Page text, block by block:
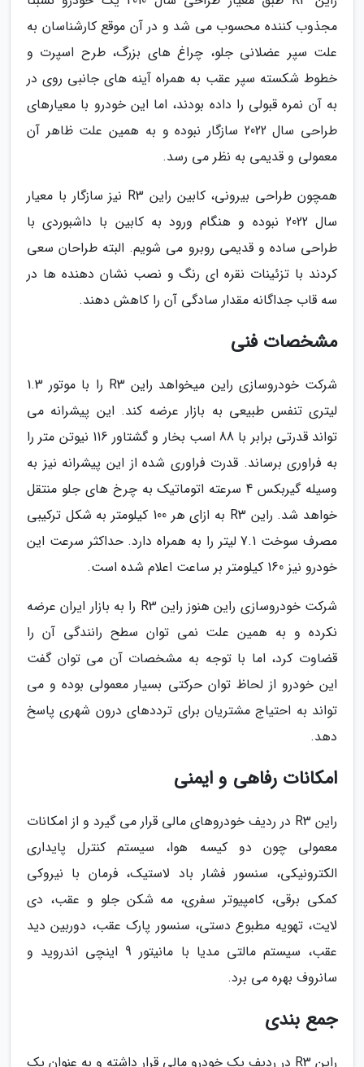
مجذوب کننده محسوب می شد و در آن موقع کارشناسان به
علت سپر عضلانی جلو، چراغ های بزرگ، طرح اسپرت و
خطوط شکسته سپر عقب به همراه آینه های جانبی روی در
به آن نمره قبولی را داده بودند، اما این خودرو با معیارهای
طراحی سال 2022 سازگار نبوده و به همین علت ظاهر آن
معمولی و قدیمی به نظر می رسد.
همچون طراحی بیرونی، کابین راین R3 نیز سازگار با معیار
سال 2022 نبوده و هنگام ورود به کابین با داشبوردی با
طراحی ساده و قدیمی روبرو می شویم. البته طراحان سعی
کردند با تزئینات نقره ای رنگ و نصب نشان دهنده ها در
سه قاب جداگانه مقدار سادگی آن را کاهش دهند.
مشخصات فنی
شرکت خودروسازی راین میخواهد راین R3 را با موتور 1.3
لیتری تنفس طبیعی به بازار عرضه کند. این پیشرانه می
تواند قدرتی برابر با 88 اسب بخار و گشتاور 116 نیوتن متر را
به فراوری برساند. قدرت فراوری شده از این پیشرانه نیز به
وسیله گیربکس 4 سرعته اتوماتیک به چرخ های جلو منتقل
خواهد شد. راین R3 به ازای هر 100 کیلومتر به شکل ترکیبی
مصرف سوخت 7.1 لیتر را به همراه دارد. حداکثر سرعت این
خودرو نیز 160 کیلومتر بر ساعت اعلام شده است.
شرکت خودروسازی راین هنوز راین R3 را به بازار ایران عرضه
نکرده و به همین علت نمی توان سطح رانندگی آن را
قضاوت کرد، اما با توجه به مشخصات آن می توان گفت
این خودرو از لحاظ توان حرکتی بسیار معمولی بوده و می
تواند به احتیاج مشتریان برای ترددهای درون شهری پاسخ
دهد.
امکانات رفاهی و ایمنی
راین R3 در ردیف خودروهای مالی قرار می گیرد و از امکانات
معمولی چون دو کیسه هوا، سیستم کنترل پایداری
الکترونیکی، سنسور فشار باد لاستیک، فرمان با نیروکی
کمکی برقی، کامپیوتر سفری، مه شکن جلو و عقب، دی
لایت، تهویه مطبوع دستی، سنسور پارک عقب، دوربین دید
عقب، سیستم مالتی مدیا با مانیتور 9 اینچی اندروید و
سانروف بهره می برد.
جمع بندی
راین R3 در ردیف یک خودرو مالی قرار داشته و به عنوان یک